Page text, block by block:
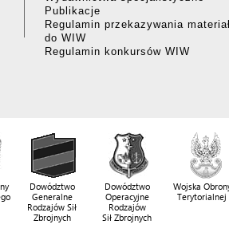
Publikacje
Regulamin przekazywania
do WIW
Regulamin konkursów WIW
Dowództwo
Generalne
Rodzajów Sił
Zbrojnych
Dowództwo
Operacyjne
Rodzajów
Sił Zbrojnych
Wojska
Terytorialnej